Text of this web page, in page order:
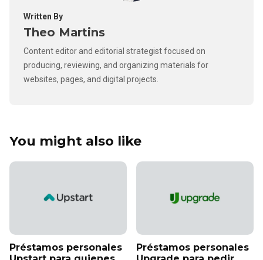
Written By
Theo Martins
Content editor and editorial strategist focused on
producing, reviewing, and organizing materials for
websites, pages, and digital projects.
You might also like
Préstamos personales
Préstamos personales